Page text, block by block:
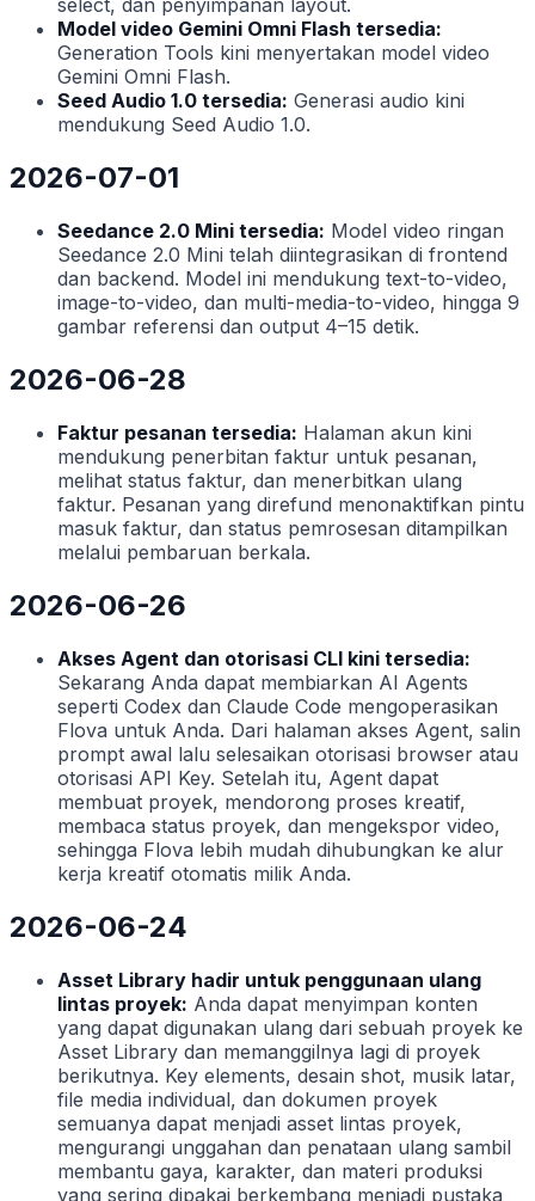
select, dan penyimpanan layout.
Model video Gemini Omni Flash tersedia:
Generation Tools kini menyertakan model video
Gemini Omni Flash.
Seed Audio 1.0 tersedia: Generasi audio kini
mendukung Seed Audio 1.0.
2026-07-01
Seedance 2.0 Mini tersedia: Model video ringan
Seedance 2.0 Mini telah diintegrasikan di frontend
dan backend. Model ini mendukung text-to-video,
image-to-video, dan multi-media-to-video, hingga 9
gambar referensi dan output 4–15 detik.
2026-06-28
Faktur pesanan tersedia: Halaman akun kini
mendukung penerbitan faktur untuk pesanan,
melihat status faktur, dan menerbitkan ulang
faktur. Pesanan yang direfund menonaktifkan pintu
masuk faktur, dan status pemrosesan ditampilkan
melalui pembaruan berkala.
2026-06-26
Akses Agent dan otorisasi CLI kini tersedia:
Sekarang Anda dapat membiarkan AI Agents
seperti Codex dan Claude Code mengoperasikan
Flova untuk Anda. Dari halaman akses Agent, salin
prompt awal lalu selesaikan otorisasi browser atau
otorisasi API Key. Setelah itu, Agent dapat
membuat proyek, mendorong proses kreatif,
membaca status proyek, dan mengekspor video,
sehingga Flova lebih mudah dihubungkan ke alur
kerja kreatif otomatis milik Anda.
2026-06-24
Asset Library hadir untuk penggunaan ulang
lintas proyek: Anda dapat menyimpan konten
yang dapat digunakan ulang dari sebuah proyek ke
Asset Library dan memanggilnya lagi di proyek
berikutnya. Key elements, desain shot, musik latar,
file media individual, dan dokumen proyek
semuanya dapat menjadi asset lintas proyek,
mengurangi unggahan dan penataan ulang sambil
membantu gaya, karakter, dan materi produksi
yang sering dipakai berkembang menjadi pustaka